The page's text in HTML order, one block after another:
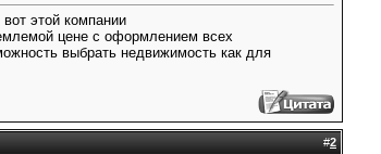
этой компании
цене с оформлением всех
выбрать недвижимость как для
#2